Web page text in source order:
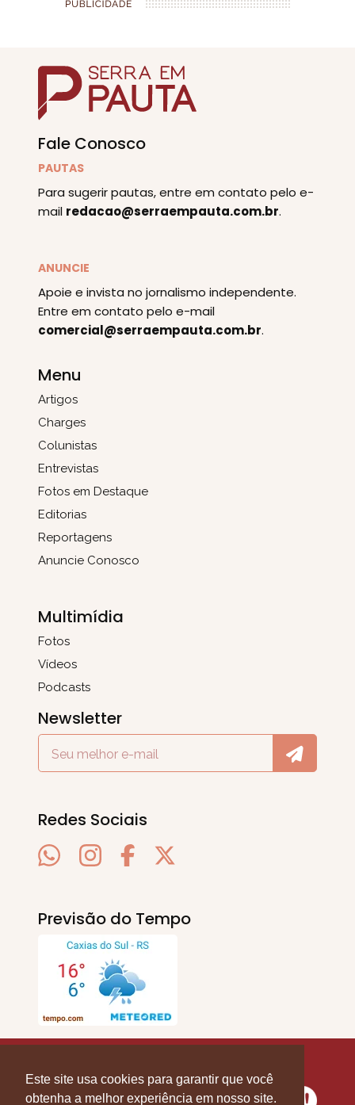
Este site usa cookies para garantir que você
obtenha a melhor experiência em nosso site.
Fale Conosco
PAUTAS
Para sugerir pautas, entre em contato pelo e-
mail redacao@serraempauta.com.br.
ANUNCIE
Apoie e invista no jornalismo independente.
Entre em contato pelo e-mail
comercial@serraempauta.com.br.
Menu
Artigos
Charges
Colunistas
Entrevistas
Fotos em Destaque
Editorias
Reportagens
Anuncie Conosco
Multimídia
Fotos
Vídeos
Podcasts
Newsletter
Redes Sociais
Previsão do Tempo
Direitos Reservados.